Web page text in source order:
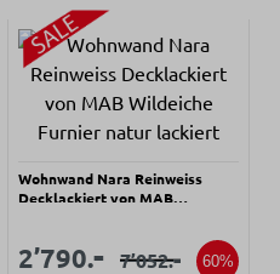
Wohnwand Nara Reinweiss
Decklackiert von MAB
Verkaufspreis:
Verkaufspreis:
2’790.- Regulärer Preis:
7’052.- 60%